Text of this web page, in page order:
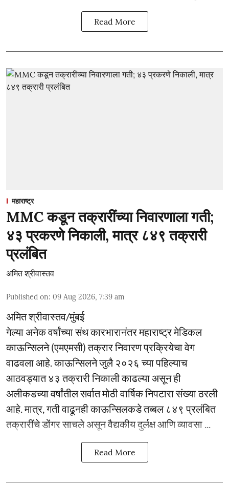
Read More
महाराष्ट्र
MMC कडून तक्रारींच्या निवारणाला गती;
४३ प्रकरणे निकाली, मात्र ८४९ तक्रारी
प्रलंबित
अमित श्रीवास्तव
Published on: 09 Aug 2026, 7:39 am
अमित श्रीवास्तव/मुंबई
गेल्या अनेक वर्षांच्या संथ कारभारानंतर महाराष्ट्र मेडिकल
काऊन्सिलने (एमएमसी) तक्रार निवारण प्रक्रियेचा वेग
वाढवला आहे. काऊन्सिलने जुलै २०२६ च्या पहिल्याच
आठवड्यात ४३ तक्रारी निकाली काढल्या असून ही
अलीकडच्या वर्षांतील सर्वात मोठी वार्षिक निपटारा संख्या ठरली
आहे. मात्र, गती वाढूनही काऊन्सिलकडे तब्बल ८४९ प्रलंबित
तक्रारींचे डोंगर साचले असून वैद्यकीय दुर्लक्ष आणि व्यावसा ...
Read More